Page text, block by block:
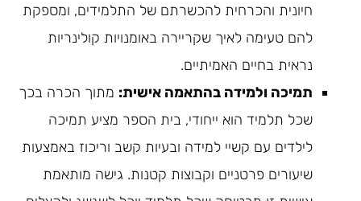
חיונית והכרחית להכשרתם של התלמידים, ומספקת
להם טעימה לאיך שקריירה באומנויות קולינריות
נראית בחיים האמיתיים.
תמיכה ולמידה בהתאמה אישית: מתוך הכרה בכך
שכל תלמיד הוא ייחודי, בית הספר מציע תמיכה
לילדים עם קשיי למידה ובעיות קשב וריכוז באמצעות
שיעורים פרטניים וקבוצות קטנות. גישה מותאמת